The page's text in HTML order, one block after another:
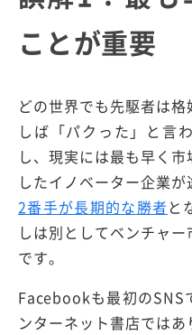
ことが重要
どの世界でも先駆者は
しば「パクった」と言
し、現実には最も早く
したイノベーター企業
2番手が長期的な勝者 と
しは別としてベンチャ
です。
Facebookも最初のSNS
ンターネット書店では